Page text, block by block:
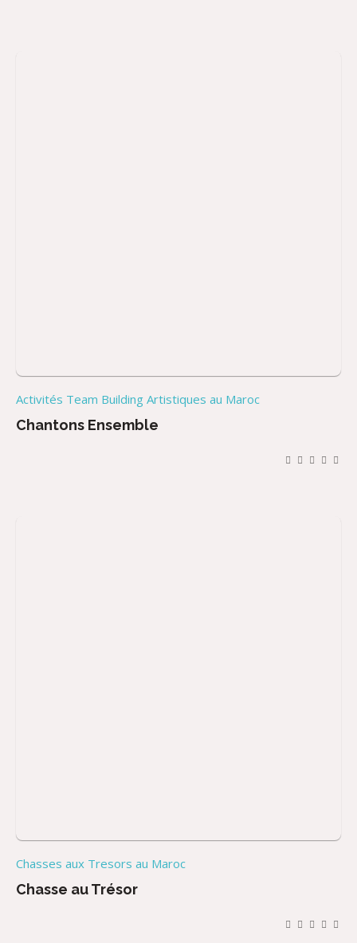
Activités Team Building Artistiques au Maroc
Chantons Ensemble
Chasses aux Tresors au Maroc
Chasse au Trésor